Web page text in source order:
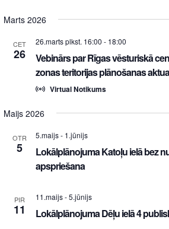
Marts 2026
CET
26
26.marts plkst. 16:00 - 18:00
Vebinārs par Rīgas vēsturiskā
zonas teritorijas plānošanas
Virtual Notikums
Maijs 2026
OTR
5
5.maijs- 1.jūnijs
Lokālplānojuma Katoļu ielā bez
apspriešana
PIR
11
11.maijs-5.jūnijs
Lokālplānojuma Dēļu ielā 4